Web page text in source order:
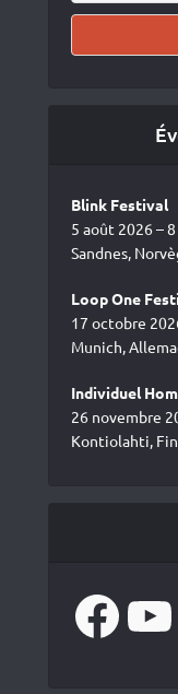
Blink Festival
5 août 2026 –
Sandnes,
Loop One
17 octobre
Munich,
Individuel
26 novembre
Kontiolahti,
Facebook